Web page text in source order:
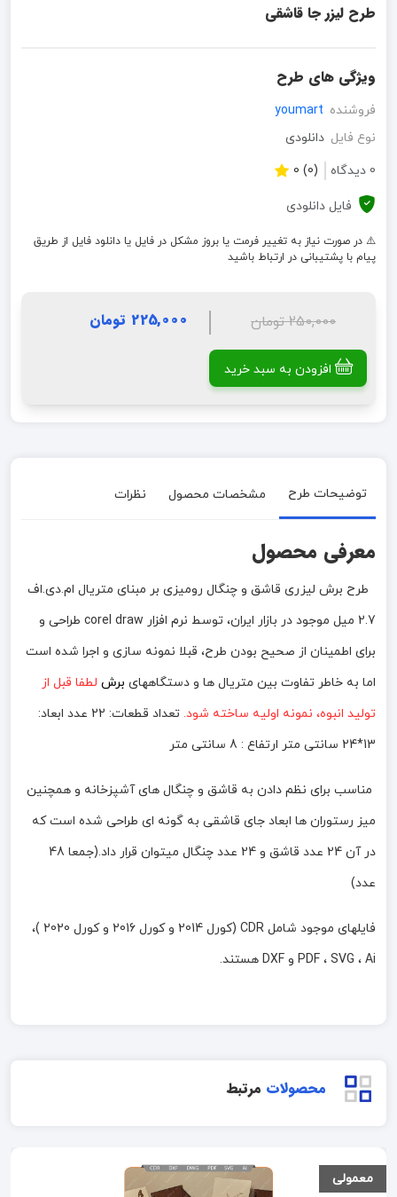
طرح لیزر جا قاشقی
ویژگی های طرح
فروشنده youmart
نوع فایل دانلودی
0 دیدگاه
(0) 0
فایل دانلودی
⚠️ در صورت نیاز به تغییر فرمت یا بروز مشکل در فایل یا دانلود فایل از طریق
پیام با پشتیبانی در ارتباط باشید
250,000 تومان 225,000 تومان
افزودن به سبد خرید
توضیحات طرح مشخصات محصول نظرات
معرفی محصول
طرح برش لیزری قاشق و چنگال رومیزی بر مبنای متریال ام.دی.اف
2.7 میل موجود در بازار ایران، توسط نرم افزار corel draw طراحی و
برای اطمینان از صحیح بودن طرح، قبلا نمونه سازی و اجرا شده است
اما به خاطر تفاوت بین متریال ها و دستگاههای برش لطفا قبل از
تولید انبوه، نمونه اولیه ساخته شود.
تعداد قطعات: 22 عدد ابعاد:
13*24 سانتی متر ارتفاع : 8 سانتی متر
مناسب برای نظم دادن به قاشق و چنگال های آشپزخانه و همچنین
میز رستوران ها ابعاد جای قاشقی به گونه ای طراحی شده است که
در آن 24 عدد قاشق و 24 عدد چنگال میتوان قرار داد.(جمعا 48
عدد)
فایلهای موجود شامل CDR (کورل 2014 و کورل 2016 و کورل 2020 )،
PDF ، SVG ، Ai و DXF هستند.
محصولات مرتبط
معمولی